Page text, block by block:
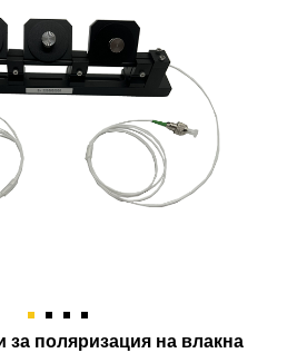
за поляризация на влакна